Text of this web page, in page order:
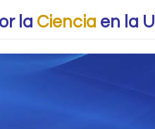
la Ciencia en la